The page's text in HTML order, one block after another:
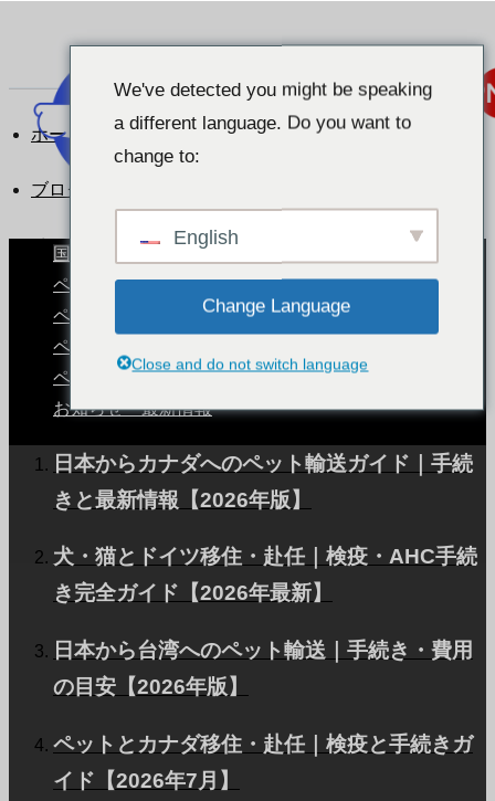
国別ペット事情
ペットと暮らす世界
ペットと旅する
ペットの輸送手続き
ペットの健康とケア
お知らせ・最新情報
日本からカナダへのペット輸送ガイド｜手続
きと最新情報【2026年版】
犬・猫とドイツ移住・赴任｜検疫・AHC手続
き完全ガイド【2026年最新】
日本から台湾へのペット輸送｜手続き・費用
の目安【2026年版】
ペットとカナダ移住・赴任｜検疫と手続きガ
イド【2026年7月】
ホーム
ブログ
ペットと暮らす世界
ペットと暮らす世界
2025.02.12
ペットとの海外移住ガイド2026｜準備
チェックリストとトラブル対策
ペットとの海外移住に必要な準備をチェックリストで
解説。マイクロチップ・ワクチン・輸出検疫証明書の
やクレート不適合などよくあるトラブル事例と対策ま
ペットと暮らす世界
We've detected you might be speaking
a different language. Do you want to
change to:
English
Change Language
Close and do not switch language